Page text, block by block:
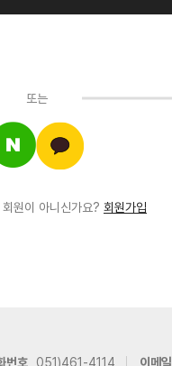
또는
원이 아니신가요? 회원가입
번호 051)461-4114 이메일